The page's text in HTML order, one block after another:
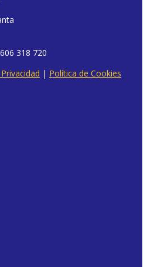
318 720
| Política de Cookies